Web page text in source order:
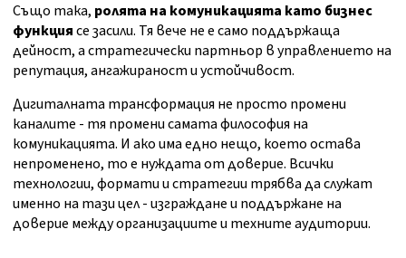
Също така, ролята на комуникацията като бизнес
функциясе засили. Тя вече не е само поддържаща
дейност, а стратегически партньор в управлението на
репутация, ангажираност и устойчивост.
Дигиталната трансформация не просто промени
каналите - тя промени самата философия на
комуникацията. И ако има едно нещо, което остава
непроменено, то е нуждата от доверие. Всички
технологии, формати и стратегии трябва да служат
именно на тази цел - изграждане и поддържане на
доверие между организациите и техните аудитории.